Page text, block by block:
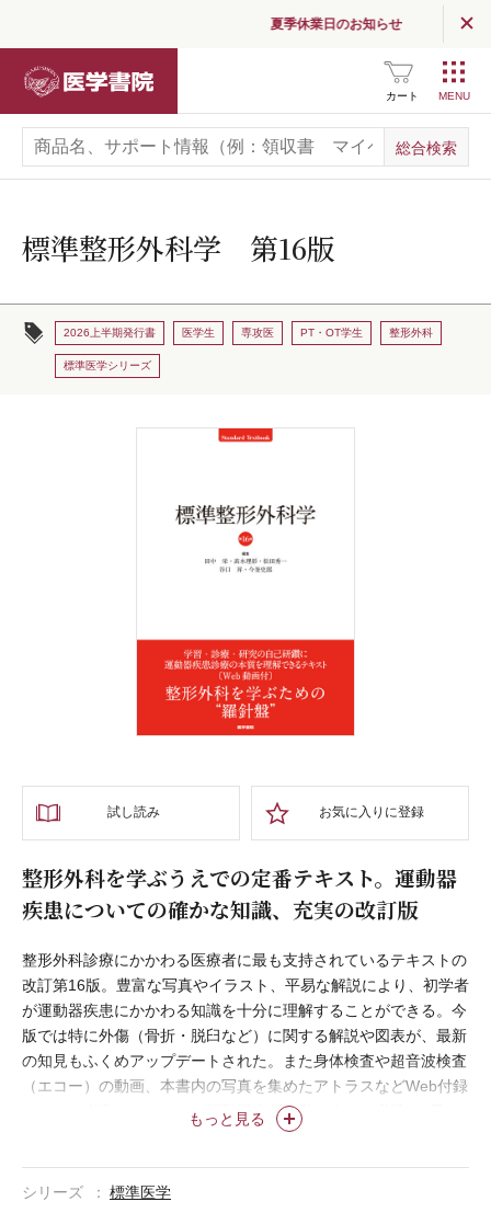
夏季休業日のお知らせ
カート
標準整形外科学 第16版
2026上半期発行書 医学生 専攻医 PT・OT学生 整形外科
標準医学シリーズ
試し読み お気に入りに登録
整形外科を学ぶうえでの定番テキスト。運動器
疾患についての確かな知識、充実の改訂版
もっと見る
整形外科診療にかかわる医療者に最も支持されているテキストの
改訂第16版。豊富な写真やイラスト、平易な解説により、初学者
が運動器疾患にかかわる知識を十分に理解することができる。今
版では特に外傷（骨折・脱臼など）に関する解説や図表が、最新
の知見もふくめアップデートされた。また身体検査や超音波検査
（エコー）の動画、本書内の写真を集めたアトラスなどWeb付録
もさらに充実した。まさに運動器疾患を学ぶ人には必携の1冊。
シリーズ 標準医学